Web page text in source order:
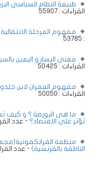
طبيعة النظام السياسي
القراءات : 55907
مفهوم المرحلة الانتقالية
: 53785
معنى اليسار و اليمين
القراءات : 50425
مفهوم العمران لابن
القراءات : 50050
ما هى البورصة ؟ و كيف
تؤثر على الاقتصاد؟ - عدد
منظمة
الناطقة بالفرنسية) - عدد